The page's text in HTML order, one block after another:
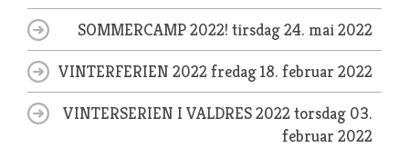
SOMMERCAMP 2022! tirsdag 24. mai 2022
VINTERFERIEN 2022fredag 18. februar 2022
VINTERSERIEN I VALDRES 2022torsdag 03.
februar 2022